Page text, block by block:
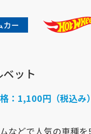
カー
ベット
： 1,100円（税込み）
などで人気の車種